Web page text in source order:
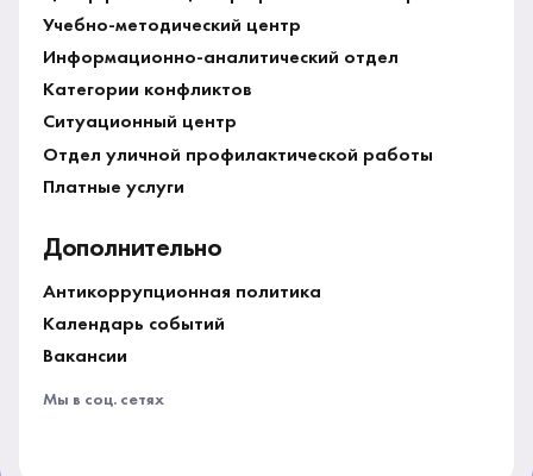
Учебно-методический центр
Информационно-аналитический отдел
Категории конфликтов
Ситуационный центр
Отдел уличной профилактической работы
Платные услуги
Дополнительно
Антикоррупционная политика
Календарь событий
Вакансии
Мы в соц. сетях